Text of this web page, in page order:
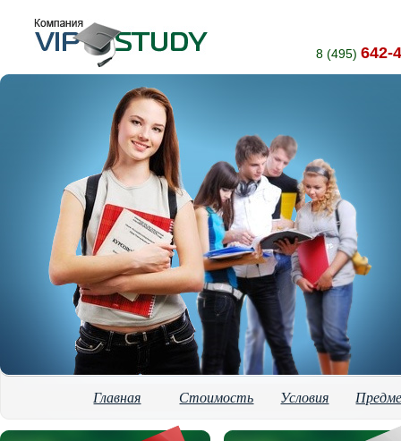
8 (495) 642-
Главная Стоимость Условия